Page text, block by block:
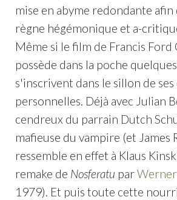
mise en abyme redondante afin
règne hégémonique et a-
Même si le film de Francis Ford
possède dans la poche
s'inscrivent dans le sillon de ses
personnelles. Déjà avec Julian
cendreux du parrain Dutch
mafieuse du vampire (et James
ressemble en effet à Klaus
remake de Nosferatu par
1979). Et puis toute cette